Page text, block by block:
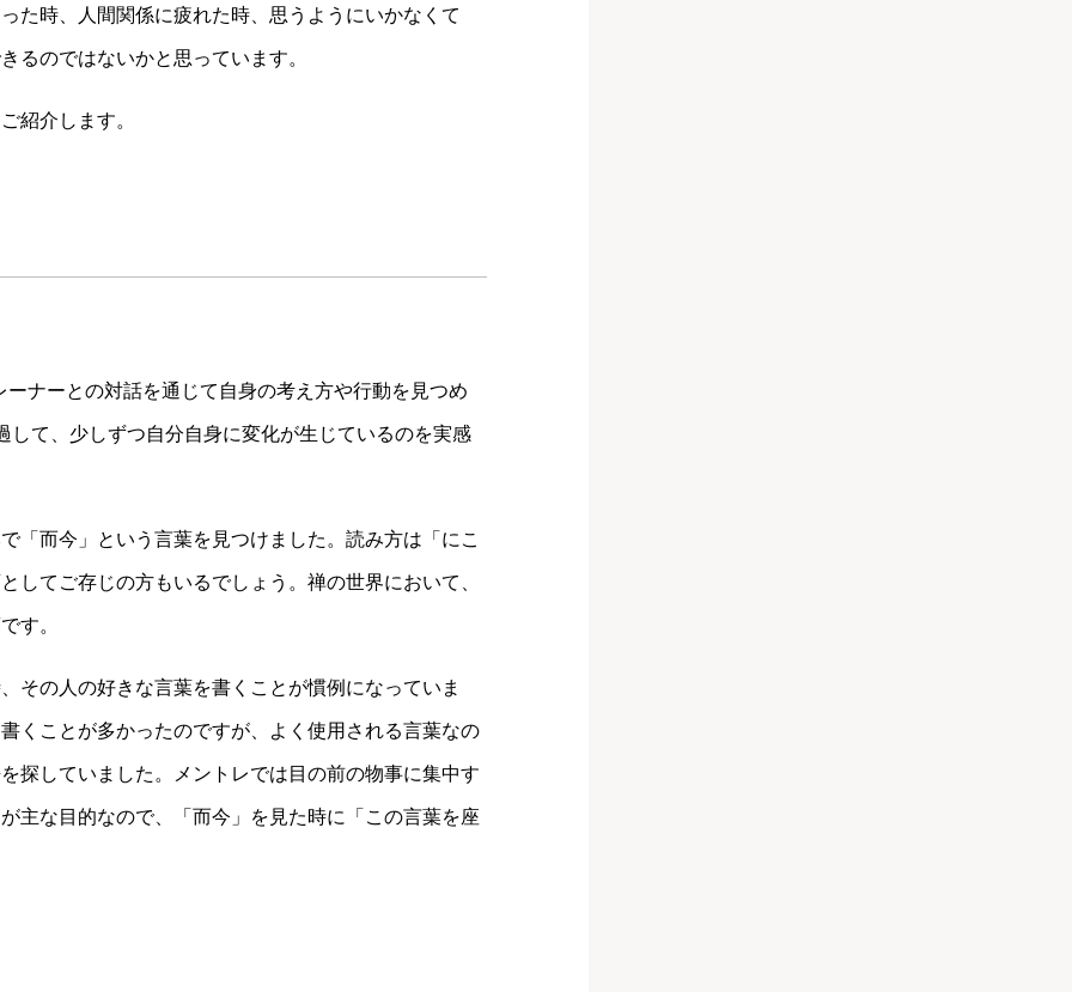
た時、人間関係に疲れた時、思うようにいかなくて
のではないかと思っています。
紹介します。
ナーとの対話を通じて自身の考え方や行動を見つめ
て、少しずつ自分自身に変化が生じているのを実感
「而今」という言葉を見つけました。読み方は「にこ
してご存じの方もいるでしょう。禅の世界において、
す。
その人の好きな言葉を書くことが慣例になっていま
くことが多かったのですが、よく使用される言葉なの
探していました。メントレでは目の前の物事に集中す
主な目的なので、「而今」を見た時に「この言葉を座